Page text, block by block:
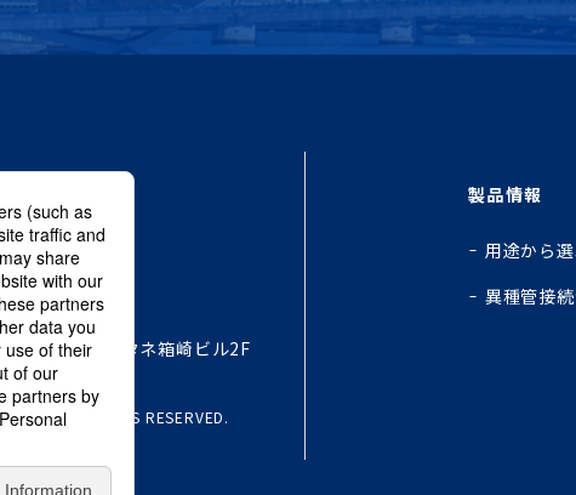
崎町8-1ヤマタネ箱崎ビル2F
Ltd. ALL RIGHTS RESERVED.
製品情報
用途から
異種管接